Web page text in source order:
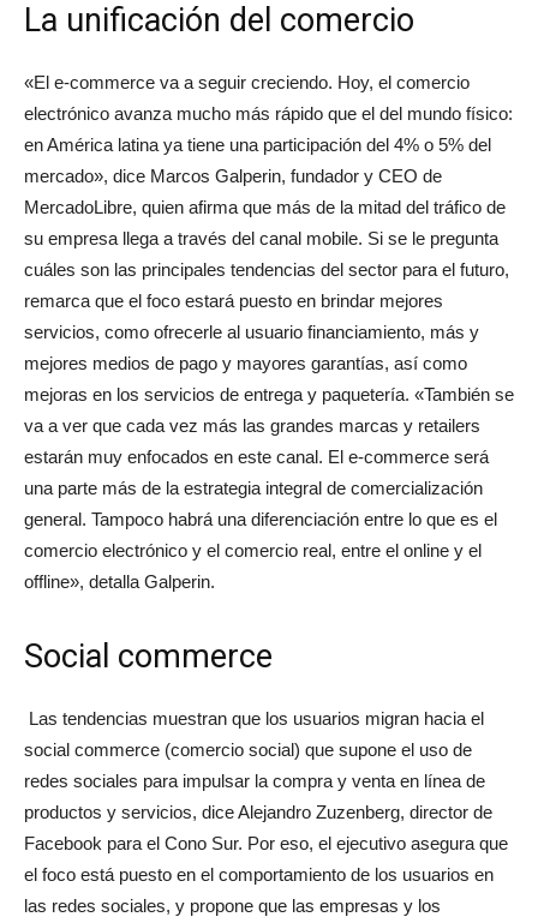
La unificación del comercio
«El e-commerce va a seguir creciendo. Hoy, el comercio
electrónico avanza mucho más rápido que el del mundo físico:
en América latina ya tiene una participación del 4% o 5% del
mercado», dice Marcos Galperin, fundador y CEO de
MercadoLibre, quien afirma que más de la mitad del tráfico de
su empresa llega a través del canal mobile. Si se le pregunta
cuáles son las principales tendencias del sector para el futuro,
remarca que el foco estará puesto en brindar mejores
servicios, como ofrecerle al usuario financiamiento, más y
mejores medios de pago y mayores garantías, así como
mejoras en los servicios de entrega y paquetería. «También se
va a ver que cada vez más las grandes marcas y retailers
estarán muy enfocados en este canal. El e-commerce será
una parte más de la estrategia integral de comercialización
general. Tampoco habrá una diferenciación entre lo que es el
comercio electrónico y el comercio real, entre el online y el
offline», detalla Galperin.
Social commerce
Las tendencias muestran que los usuarios migran hacia el
social commerce (comercio social) que supone el uso de
redes sociales para impulsar la compra y venta en línea de
productos y servicios, dice Alejandro Zuzenberg, director de
Facebook para el Cono Sur. Por eso, el ejecutivo asegura que
el foco está puesto en el comportamiento de los usuarios en
las redes sociales, y propone que las empresas y los